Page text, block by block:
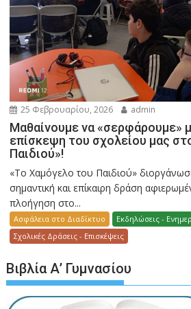
25 Φεβρουαρίου, 2026 admin
Μαθαίνουμε να «σερφάρουμε»
επίσκεψη του σχολείου μας
Παιδιού»!
«Το Χαμόγελο του Παιδιού» διοργάνωσε
σημαντική και επίκαιρη δράση
πλοήγηση στο...
Ασφάλεια στο Διαδίκτυο Εκδηλώσεις -
Σχολικές Δράσεις - Επισκέψεις
Βιβλία Α’ Γυμνασίου